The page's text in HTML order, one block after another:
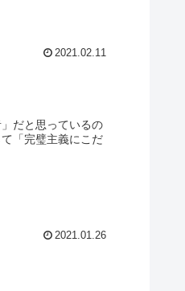
2021.02.11
だと思っているの
「完璧主義にこだ
2021.01.26